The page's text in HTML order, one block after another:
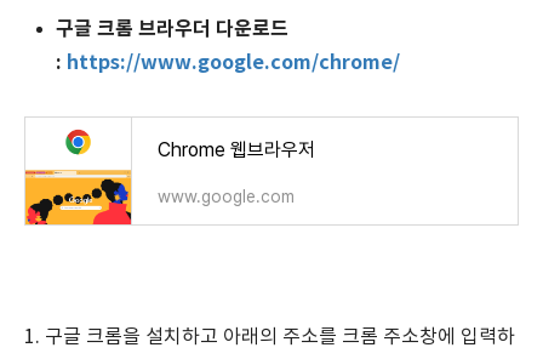
구글 크롬 브라우더 다운로드
: https://www.google.com/chrome/
Chrome 웹브라우저
www.google.com
1. 구글 크롬을 설치하고 아래의 주소를 크롬 주소창에 입력하